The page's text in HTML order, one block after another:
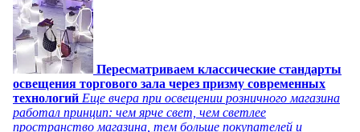
Пересматриваем классические стандарты
освещения торгового зала через призму современных
технологий Еще вчера при освещении розничного магазина
работал принцип: чем ярче свет, чем светлее
пространство магазина, тем больше покупателей и